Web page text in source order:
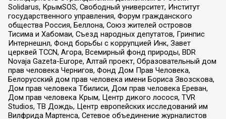
Solidarus, КрымSOS, Свободный университет, Институт
государственного управления, Форум гражданского
общества Россия, Беллона, Союз жителей островов
Тисима и Хабомаи, Съезд народных депутатов, Гринпис
Интернешнл, Фонд борьбы с коррупцией Инк, Завет
церквей TCCN, Агора, Всемирный фонд природы, BDR
Novaja Gazeta-Europe, Алтай проект, Образовательный дом
прав человека Чернигов, Фонд Дом Прав Человека,
Белорусский дом прав человека имени Бориса Звозскова,
Дом прав человека Тбилиси, Дом прав человека Ереван,
Дом прав человека Крым, Центр дикого лосося, TVR
Studios, ТВ Дождь, Центр европейских исследований им
Вилфрида Мартенса, Сетевое объединение журналистов